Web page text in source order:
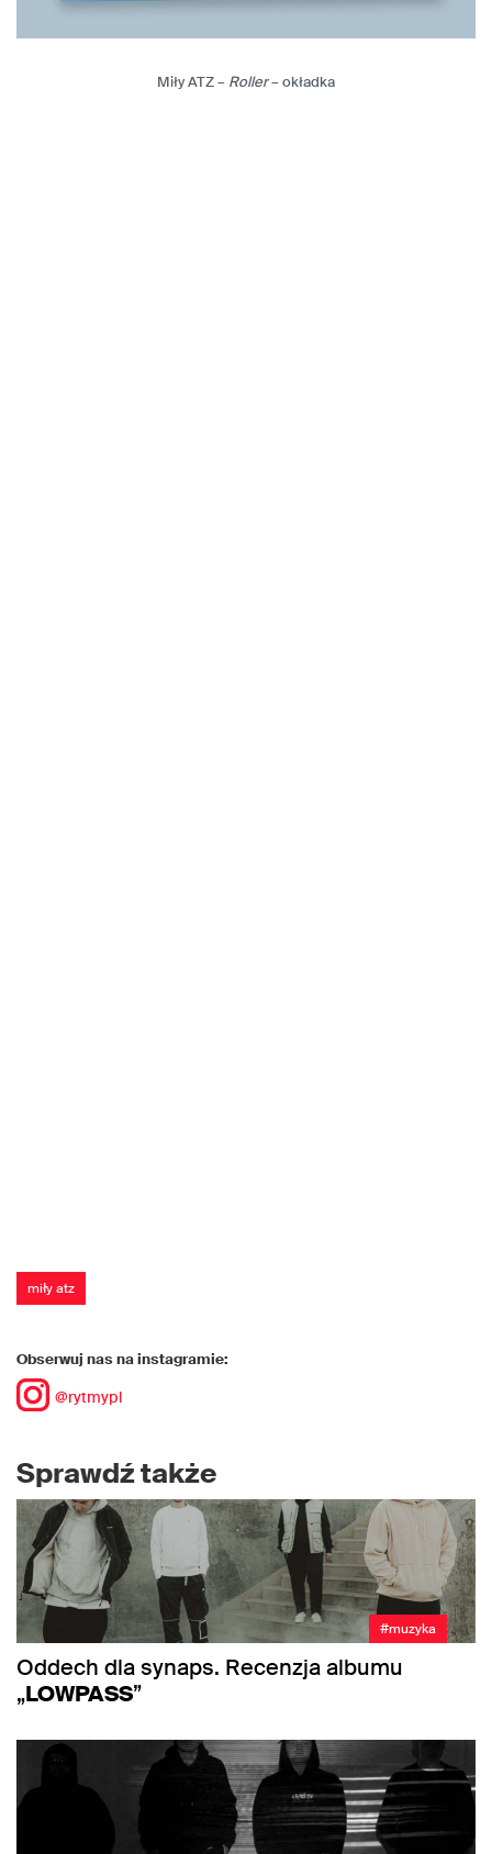
Miły ATZ – Roller– okładka
miły atz
Obserwuj nas na instagramie:
@rytmypl
Sprawdź także
#muzyka
Oddech dla synaps. Recenzja albumu
„LOWPASS”